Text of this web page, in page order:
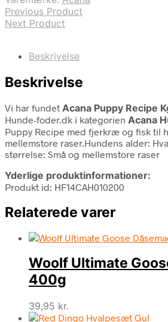
Previous Product
Next Product
Beskrivelse
Beskrivelse
Vi har fundet Acana Puppy Recipe
Hunde-foder.dk i kategorien Acana
Puppy Recipe med fjerkræ og fisk til
mellemstore raser.Hundens alder:
størrelse: Små og mellemstore raser
Yderlige produktinformationer:
Produkt id: HF14CAH010200
Relaterede varer
Woolf Ultimate
400g
39,95 kr.